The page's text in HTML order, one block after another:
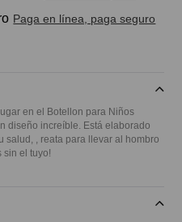
Paga en línea, paga seguro
en el Botellon para Niños
diseño increíble. Está elaborado
salud, , reata para llevar al hombro
sin el tuyo!